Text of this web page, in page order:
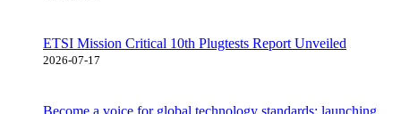
ETSI Mission Critical 10th Plugtests Report Unveiled
2026-07-17
Become a voice for global technology standards: launching